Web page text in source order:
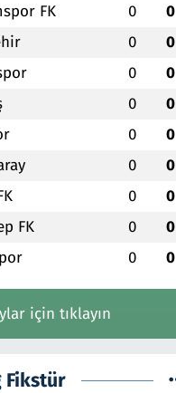
FK 0 0
0 0
0 0
0 0
0 0
0 0
0 0
FK 0 0
0 0
için tıklayın
Fikstür